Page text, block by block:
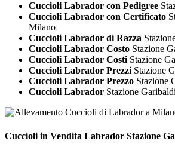
Cuccioli Labrador con Pedigree
Cuccioli Labrador con Certificato
Milano
Cuccioli Labrador di Razza
Cuccioli Labrador Costo Stazione
Cuccioli Labrador CostiStazione
Cuccioli Labrador PrezziStazione
Cuccioli Labrador Prezzo Stazione
Cuccioli Labrador Stazione
Cuccioli in Vendita Labrador Stazione